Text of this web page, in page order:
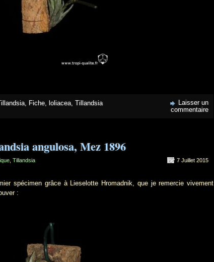
, Fiche, loliacea, Tillandsia
Laisser un
commentaire
angulosa, Mez 1896
Tillandsia 7 Juillet 2015
grâce à Lieselotte Hromadnik, que je remercie vivement
: